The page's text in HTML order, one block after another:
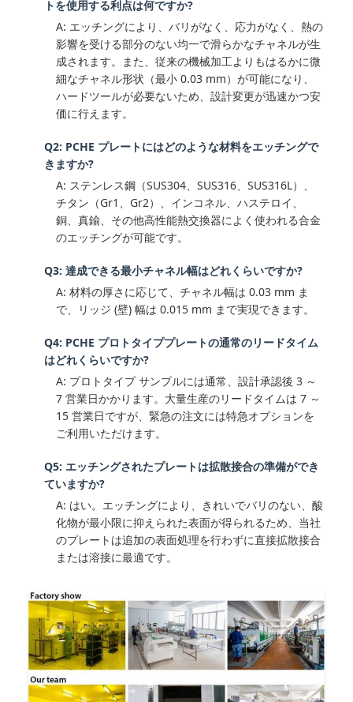
トを使用する利点は何ですか?
A: エッチングにより、バリがなく、応力がなく、熱の
影響を受ける部分のない均一で滑らかなチャネルが生
成されます。また、従来の機械加工よりもはるかに微
細なチャネル形状（最小 0.03 mm）が可能になり、
ハードツールが必要ないため、設計変更が迅速かつ安
価に行えます。
Q2: PCHE プレートにはどのような材料をエッチングで
きますか?
A: ステンレス鋼（SUS304、SUS316、SUS316L）、
チタン（Gr1、Gr2）、インコネル、ハステロイ、
銅、真鍮、その他高性能熱交換器によく使われる合金
のエッチングが可能です。
Q3: 達成できる最小チャネル幅はどれくらいですか?
A: 材料の厚さに応じて、チャネル幅は 0.03 mm ま
で、リッジ (壁) 幅は 0.015 mm まで実現できます。
Q4: PCHE プロトタイププレートの通常のリードタイム
はどれくらいですか?
A: プロトタイプ サンプルには通常、設計承認後 3 ～
7 営業日かかります。大量生産のリードタイムは 7 ～
15 営業日ですが、緊急の注文には特急オプションを
ご利用いただけます。
Q5: エッチングされたプレートは拡散接合の準備ができ
ていますか?
A: はい。エッチングにより、きれいでバリのない、酸
化物が最小限に抑えられた表面が得られるため、当社
のプレートは追加の表面処理を行わずに直接拡散接合
または溶接に最適です。